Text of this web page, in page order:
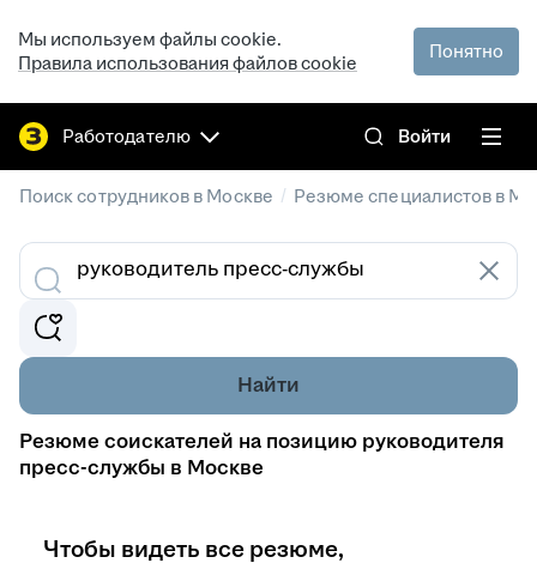
Мы используем файлы cookie.
Правила использования файлов cookie
Понятно
Работодателю Войти
Поиск сотрудников в Москве / Резюме специалистов в
Найти
Резюме соискателей на позицию руководителя
пресс-службы в Москве
Чтобы видеть все резюме,